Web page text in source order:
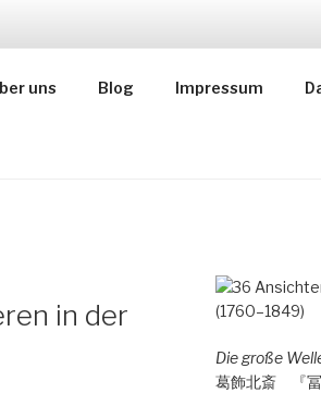
uns Blog Impressum
in der
Die große
葛飾北斎 『冨